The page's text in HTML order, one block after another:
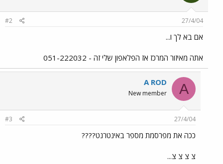
27/4/04
#2
אם בא לך ו...
אתה מאיזור המרכז אז הפלאפון שלי זה - 051-222032
A
A ROD
New member
27/4/04
#3
ככה את מפרסמת מספר באינטרנט????
צ צ צ צ...